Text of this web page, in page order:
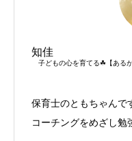
知佳
子どもの心を育てる☘【ある
保育士のともちゃんで
コーチングをめざし勉